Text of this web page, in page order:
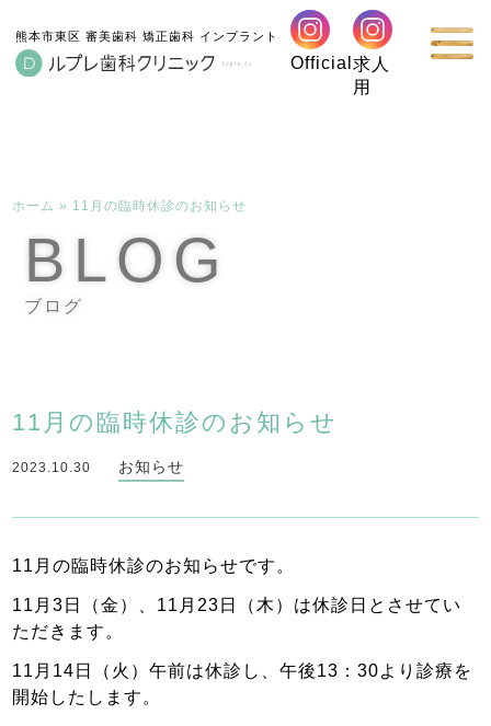
熊本市東区 審美歯科 矯正歯科 インプラント
Official求人
用
ホーム » 11月の臨時休診のお知らせ
BLOG
ブログ
11月の臨時休診のお知らせ
2023.10.30 お知らせ
11月の臨時休診のお知らせです。
11月3日（金）、11月23日（木）は休診日とさせてい
ただきます。
11月14日（火）午前は休診し、午後13：30より診療を
開始したします。